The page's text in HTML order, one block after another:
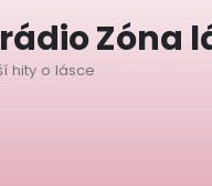
Zóna
hity o lásce